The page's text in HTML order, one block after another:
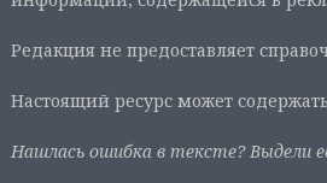
Редакция не предоставляет
Настоящий ресурс может
Нашлась ошибка в тексте? Выдели